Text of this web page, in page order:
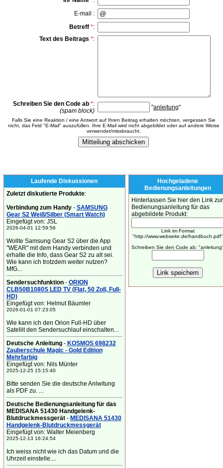
E-mail :
Betreff *:
Text des Beitrags *:
Schreiben Sie den Code ab *:
(spam block)
"anleitung"
Falls Sie eine Reaktion / eine Antwort auf Ihren Beitrag erhalten möchten, vergessen Sie
nicht, das Feld "E-Mail" auszufüllen. Ihre E-Mail wird nicht abgebildet oder auf andere Weise
verwendet/missbraucht.
Laufende Diskussionen
Zuletzt diskutierte Produkte:
Verbindung zum Handy- SAMSUNG
Gear S2 Weiß/Silber (Smart Watch)
Eingefügt von: JSL
2026-04-01 12:59:56
Wollte Samsung Gear S2 über die App
"WEAR" mit dem Handy verbinden und
erhalte die Info, dass Gear S2 zu alt sei.
Wie kann ich trotzdem weiter nutzen?
MfG...
Sendersuchfunktion- ORION
CLB50B1080S LED TV (Flat, 50 Zoll, Full-
HD)
Eingefügt von: Helmut Bäumler
2026-01-01 07:23:05
Wie kann ich den Orion Full-HD über
Satellit den Sendersuchlauf einschalten...
Deutsche Anleitung- KOSMOS 698232
Zauberschule Magic - Gold Edition
Mehrfarbig
Eingefügt von: Nils Münter
2025-12-25 15:15:40
Bitte senden Sie die deutsche Anlwitung
als PDF zu. ...
Deutsche Bedienungsanleitung für das
MEDISANA 51430 Handgelenk-
Blutdruckmessgerät- MEDISANA 51430
Handgelenk-Blutdruckmessgerät
Eingefügt von: Walter Meienberg
2025-12-13 16:24:54
Ich weiss nicht wie ich das Datum und die
Uhrzeit einstelle....
Hochgeladene
Bedienungsanleitungen
Hinterlassen Sie hier den Link zur
Bedienungsanleitung für das
abgebildete Produkt:
Link im Format
"http://www.webseite.de/handbuch.pdf"
Schreiben Sie den Code ab: